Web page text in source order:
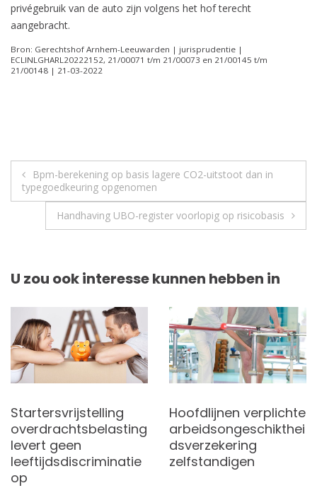
privégebruik van de auto zijn volgens het hof terecht
aangebracht.
Bron: Gerechtshof Arnhem-Leeuwarden | jurisprudentie |
ECLINLGHARL20222152, 21/00071 t/m 21/00073 en 21/00145 t/m
21/00148 | 21-03-2022
Berichtnavigatie
Bpm-berekening op basis lagere CO2-uitstoot dan in
typegoedkeuring opgenomen
Handhaving UBO-register voorlopig op risicobasis
U zou ook interesse kunnen hebben in
Startersvrijstelling
overdrachtsbelasting
levert geen
leeftijdsdiscriminatie
op
Hoofdlijnen verplichte
arbeidsongeschikthei
dsverzekering
zelfstandigen